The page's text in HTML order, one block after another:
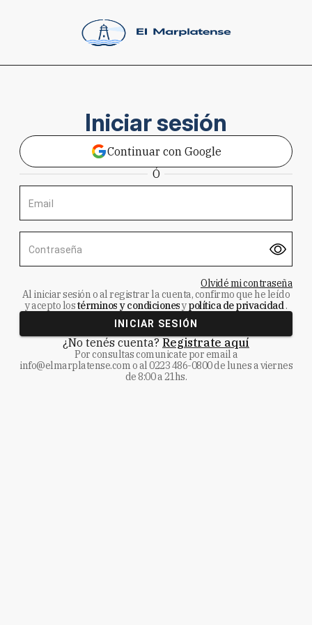
Iniciar sesión
Continuar con Google
Ó
Email
Contraseña
Olvidé mi contraseña
Al iniciar sesión o al registrar la cuenta, confirmo que he leído
y acepto lostérminos y condicionesypolítica de privacidad.
INICIAR SESIÓN
¿No tenés cuenta? Registrate aquí
Por consultas comunicate por email a
info@elmarplatense.como al0223 486-0800de lunes a viernes
de 8:00 a 21hs.